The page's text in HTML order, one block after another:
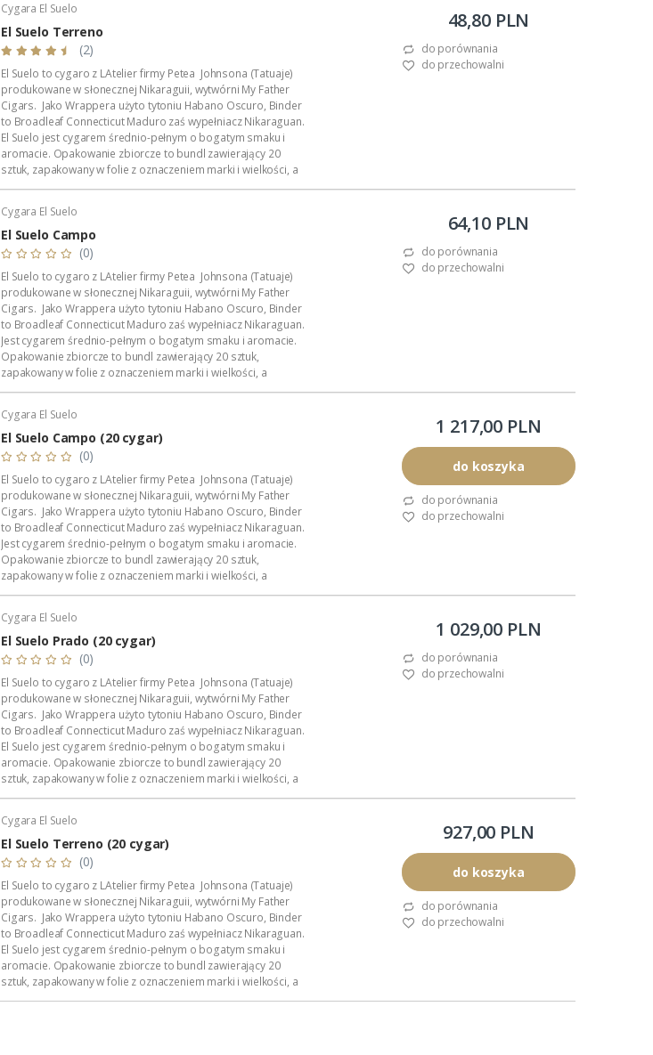
Cygara El Suelo
El Suelo Terreno
(2)
El Suelo to cygaro z LAtelier firmy Petea Johnsona (Tatuaje)
produkowane w słonecznej Nikaraguii, wytwórni My Father
Cigars. Jako Wrappera użyto tytoniu Habano Oscuro, Binder
to Broadleaf Connecticut Maduro zaś wypełniacz Nikaraguan.
El Suelo jest cygarem średnio-pełnym o bogatym smaku i
aromacie. Opakowanie zbiorcze to bundl zawierający 20
sztuk, zapakowany w folie z oznaczeniem marki i wielkości, a
następnie w skrzynkę cedrową w której...
48,80 PLN
do porównania
do przechowalni
Cygara El Suelo
El Suelo Campo
(0)
El Suelo to cygaro z LAtelier firmy Petea Johnsona (Tatuaje)
produkowane w słonecznej Nikaraguii, wytwórni My Father
Cigars. Jako Wrappera użyto tytoniu Habano Oscuro, Binder
to Broadleaf Connecticut Maduro zaś wypełniacz Nikaraguan.
Jest cygarem średnio-pełnym o bogatym smaku i aromacie.
Opakowanie zbiorcze to bundl zawierający 20 sztuk,
zapakowany w folie z oznaczeniem marki i wielkości, a
następnie w skrzynkę cedrową w której znajduje...
64,10 PLN
do porównania
do przechowalni
Cygara El Suelo
El Suelo Campo (20 cygar)
(0)
El Suelo to cygaro z LAtelier firmy Petea Johnsona (Tatuaje)
produkowane w słonecznej Nikaraguii, wytwórni My Father
Cigars. Jako Wrappera użyto tytoniu Habano Oscuro, Binder
to Broadleaf Connecticut Maduro zaś wypełniacz Nikaraguan.
Jest cygarem średnio-pełnym o bogatym smaku i aromacie.
Opakowanie zbiorcze to bundl zawierający 20 sztuk,
zapakowany w folie z oznaczeniem marki i wielkości, a
następnie w skrzynkę cedrową w której znajduje...
1 217,00 PLN
do koszyka
do porównania
do przechowalni
Cygara El Suelo
El Suelo Prado (20 cygar)
(0)
El Suelo to cygaro z LAtelier firmy Petea Johnsona (Tatuaje)
produkowane w słonecznej Nikaraguii, wytwórni My Father
Cigars. Jako Wrappera użyto tytoniu Habano Oscuro, Binder
to Broadleaf Connecticut Maduro zaś wypełniacz Nikaraguan.
El Suelo jest cygarem średnio-pełnym o bogatym smaku i
aromacie. Opakowanie zbiorcze to bundl zawierający 20
sztuk, zapakowany w folie z oznaczeniem marki i wielkości, a
następnie w skrzynkę cedrową w której...
1 029,00 PLN
do porównania
do przechowalni
Cygara El Suelo
El Suelo Terreno (20 cygar)
(0)
El Suelo to cygaro z LAtelier firmy Petea Johnsona (Tatuaje)
produkowane w słonecznej Nikaraguii, wytwórni My Father
Cigars. Jako Wrappera użyto tytoniu Habano Oscuro, Binder
to Broadleaf Connecticut Maduro zaś wypełniacz Nikaraguan.
El Suelo jest cygarem średnio-pełnym o bogatym smaku i
aromacie. Opakowanie zbiorcze to bundl zawierający 20
sztuk, zapakowany w folie z oznaczeniem marki i wielkości, a
następnie w skrzynkę cedrową w której...
927,00 PLN
do koszyka
do porównania
do przechowalni